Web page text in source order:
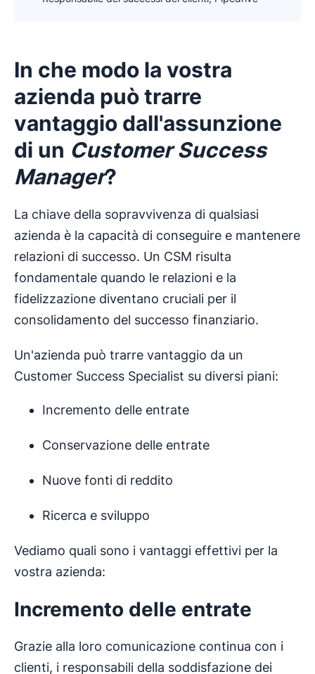
In che modo la vostra
azienda può trarre
vantaggio dall'assunzione
di un Customer Success
Manager?
La chiave della sopravvivenza di qualsiasi
azienda è la capacità di conseguire e mantenere
relazioni di successo. Un CSM risulta
fondamentale quando le relazioni e la
fidelizzazione diventano cruciali per il
consolidamento del successo finanziario.
Un'azienda può trarre vantaggio da un
Customer Success Specialist su diversi piani:
Incremento delle entrate
Conservazione delle entrate
Nuove fonti di reddito
Ricerca e sviluppo
Vediamo quali sono i vantaggi effettivi per la
vostra azienda:
Incremento delle entrate
Grazie alla loro comunicazione continua con i
clienti, i responsabili della soddisfazione dei